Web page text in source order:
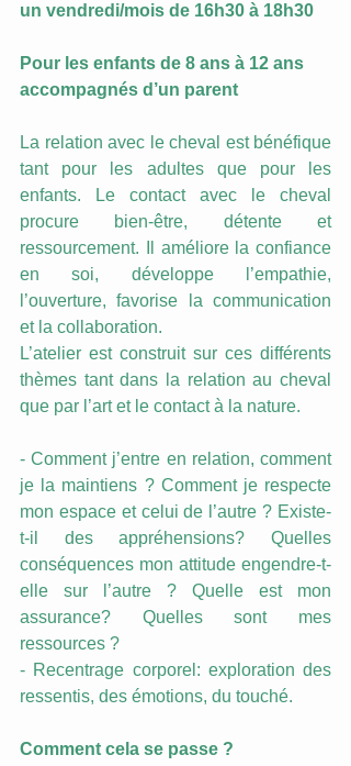
un vendredi/mois de 16h30 à 18h30
Pour les enfants de 8 ans à 12 ans
accompagnés d’un parent
La relation avec le cheval est bénéfique
tant pour les adultes que pour les
enfants. Le contact avec le cheval
procure bien-être, détente et
ressourcement. Il améliore la confiance
en soi, développe l’empathie,
l’ouverture, favorise la communication
et la collaboration.
L’atelier est construit sur ces différents
thèmes tant dans la relation au cheval
que par l’art et le contact à la nature.
- Comment j’entre en relation, comment
je la maintiens ? Comment je respecte
mon espace et celui de l’autre ? Existe-
t-il des appréhensions? Quelles
conséquences mon attitude engendre-t-
elle sur l’autre ? Quelle est mon
assurance? Quelles sont mes
ressources ?
- Recentrage corporel: exploration des
ressentis, des émotions, du touché.
Comment cela se passe ?